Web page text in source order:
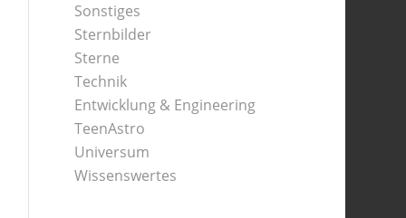
Sonstiges
Sternbilder
Sterne
Technik
Entwicklung & Engineering
TeenAstro
Universum
Wissenswertes